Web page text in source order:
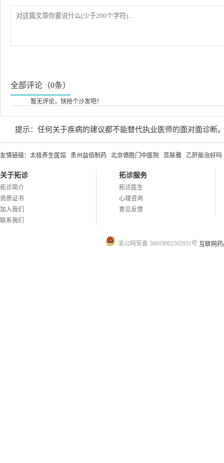
全部评论（0条）
暂无评论，快抢个沙发吧！
提示：任何关于疾病的建议都不能替代执业医师的面对面诊断
友情链接： 太极养生医馆 贵州益佰制药 北京德胜门中医院 蕊肤雅 乙肝能治好吗
关于拓诊
拓诊简介
资质证书
加入我们
联系我们
拓诊服务
拓诊医生
心理咨询
意见反馈
渝公网安备 50019002502031号 互联网